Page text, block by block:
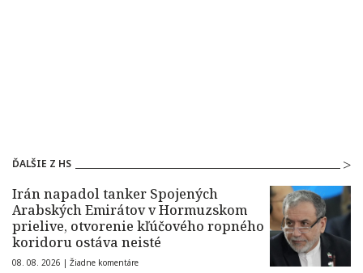
ĎALŠIE Z HS
Irán napadol tanker Spojených
Arabských Emirátov v Hormuzskom
prielive, otvorenie kľúčového ropného
koridoru ostáva neisté
08. 08. 2026 | Žiadne komentáre